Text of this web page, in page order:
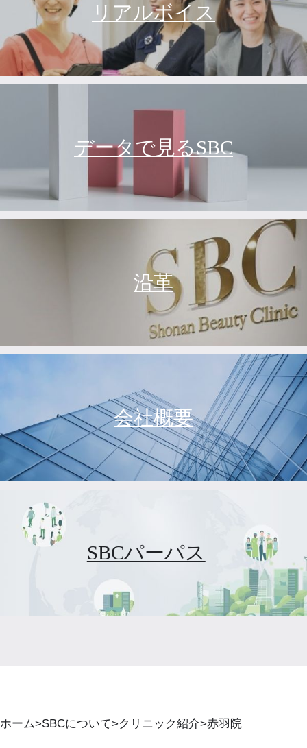
リアルボイス
データで見るSBC
沿革
会社概要
SBCパーパス
ホーム SBCについて クリニック紹介 赤羽院